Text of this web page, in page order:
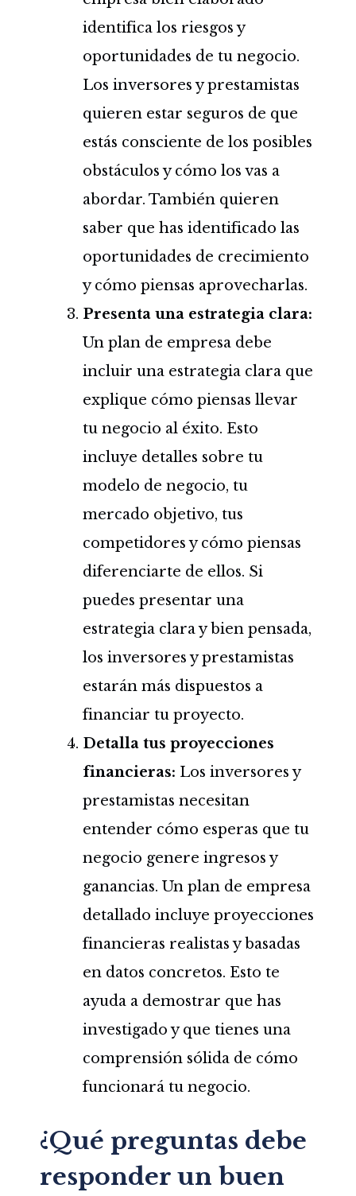
identifica los riesgos y
oportunidades de tu negocio.
Los inversores y prestamistas
quieren estar seguros de que
estás consciente de los posibles
obstáculos y cómo los vas a
abordar. También quieren
saber que has identificado las
oportunidades de crecimiento
y cómo piensas aprovecharlas.
Presenta una estrategia clara:
Un plan de empresa debe
incluir una estrategia clara que
explique cómo piensas llevar
tu negocio al éxito. Esto
incluye detalles sobre tu
modelo de negocio, tu
mercado objetivo, tus
competidores y cómo piensas
diferenciarte de ellos. Si
puedes presentar una
estrategia clara y bien pensada,
los inversores y prestamistas
estarán más dispuestos a
financiar tu proyecto.
Detalla tus proyecciones
financieras: Los inversores y
prestamistas necesitan
entender cómo esperas que tu
negocio genere ingresos y
ganancias. Un plan de empresa
detallado incluye proyecciones
financieras realistas y basadas
en datos concretos. Esto te
ayuda a demostrar que has
investigado y que tienes una
comprensión sólida de cómo
funcionará tu negocio.
¿Qué preguntas debe
responder un buen